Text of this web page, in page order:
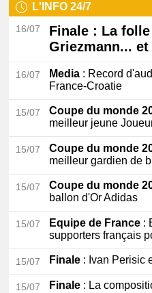
L'INFO 24/7
16/07 Finale : La
Griezmann...
16/07 Media : Record
France-Croatie
15/07 Coupe du monde
meilleur jeune
15/07 Coupe du monde
meilleur gardien de
15/07 Coupe du monde
ballon d'Or Adidas
15/07 Equipe de France :
supporters français
15/07 Finale : Ivan Perisic
15/07 Finale : La